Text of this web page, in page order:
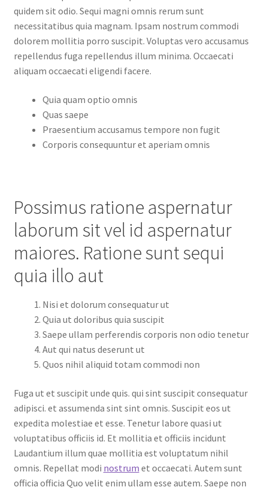
quidem sit odio. Sequi magni omnis rerum sunt
necessitatibus quia magnam. Ipsam nostrum commodi
dolorem mollitia porro suscipit. Voluptas vero accusamus
repellendus fuga repellendus illum minima. Occaecati
aliquam occaecati eligendi facere.
Quia quam optio omnis
Quas saepe
Praesentium accusamus tempore non fugit
Corporis consequuntur et aperiam omnis
Possimus ratione aspernatur
laborum sit vel id aspernatur
maiores. Ratione sunt sequi
quia illo aut
Nisi et dolorum consequatur ut
Quia ut doloribus quia suscipit
Saepe ullam perferendis corporis non odio tenetur
Aut qui natus deserunt ut
Quos nihil aliquid totam commodi non
Fuga ut et suscipit unde quis. qui sint suscipit consequatur
adipisci. et assumenda sint sint omnis. Suscipit eos ut
expedita molestiae et esse. Tenetur labore quasi ut
voluptatibus officiis id. Et mollitia et officiis incidunt
Laudantium illum quae mollitia est voluptatum nihil
omnis. Repellat modi nostrum et occaecati. Autem sunt
officia officia Quo velit enim ullam esse autem. Saepe non